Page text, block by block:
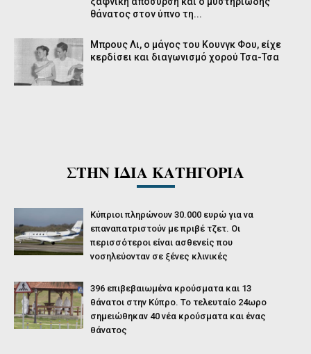
θάνατος στον ύπνο τη...
Μπρους Λι, ο μάγος του Kουνγκ Φου, είχε
κερδίσει και διαγωνισμό χορού Τσα-Τσα
ΣΤΗΝ ΙΔΙΑ ΚΑΤΗΓΟΡΙΑ
Κύπριοι πληρώνουν 30.000 ευρώ για να
επαναπατριστούν με πριβέ τζετ. Οι
περισσότεροι είναι ασθενείς που
νοσηλεύονταν σε ξένες κλινικές
396 επιβεβαιωμένα κρούσματα και 13
θάνατοι στην Κύπρο. Το τελευταίο 24ωρο
σημειώθηκαν 40 νέα κρούσματα και ένας
θάνατος